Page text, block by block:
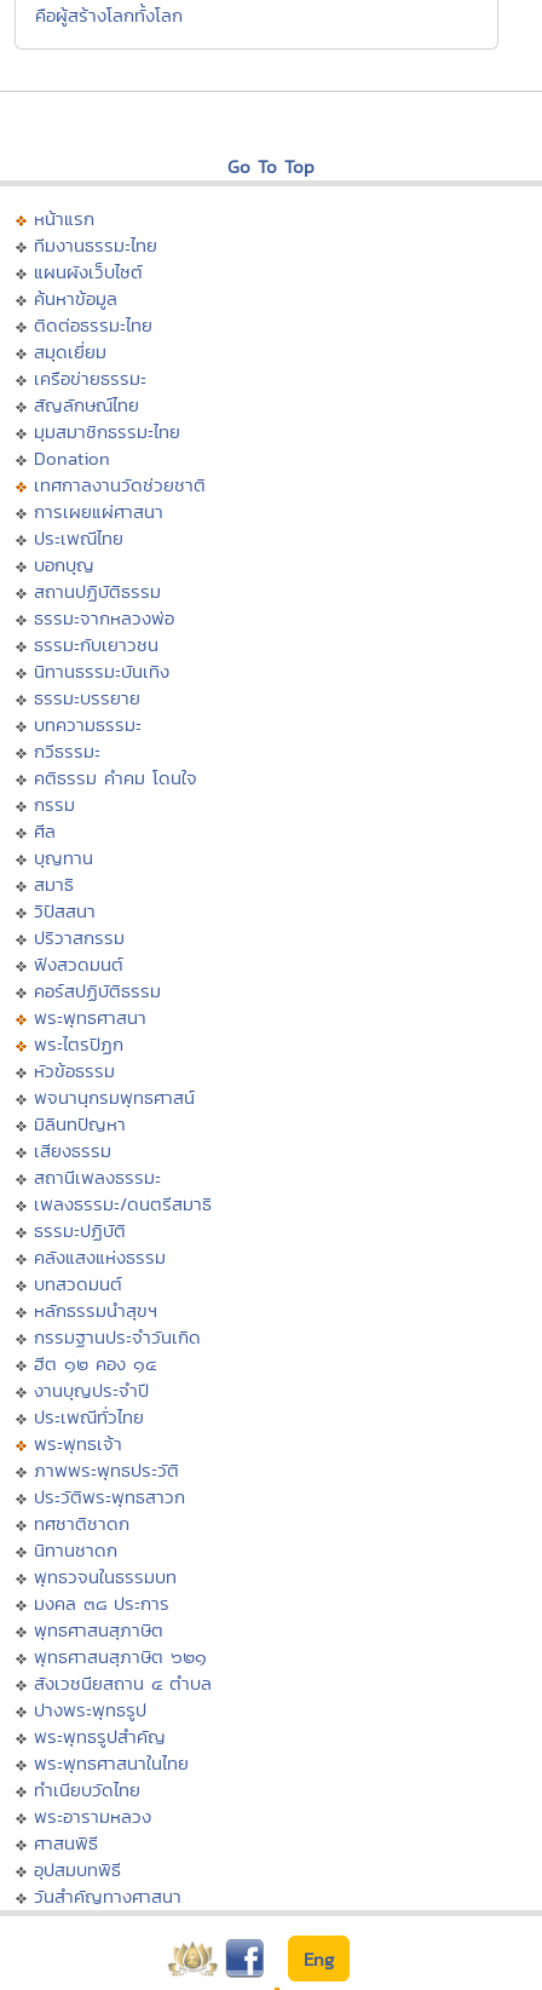
คือผู้สร้างโลกทั้งโลก
Go To Top
หน้าแรก
ทีมงานธรรมะไทย
แผนผังเว็บไซต์
ค้นหาข้อมูล
ติดต่อธรรมะไทย
สมุดเยี่ยม
เครือข่ายธรรมะ
สัญลักษณ์ไทย
มุมสมาชิกธรรมะไทย
Donation
เทศกาลงานวัดช่วยชาติ
การเผยแผ่ศาสนา
ประเพณีไทย
บอกบุญ
สถานปฏิบัติธรรม
ธรรมะจากหลวงพ่อ
ธรรมะกับเยาวชน
นิทานธรรมะบันเทิง
ธรรมะบรรยาย
บทความธรรมะ
กวีธรรมะ
คติธรรม คำคม โดนใจ
กรรม
ศีล
บุญทาน
สมาธิ
วิปัสสนา
ปริวาสกรรม
ฟังสวดมนต์
คอร์สปฏิบัติธรรม
พระพุทธศาสนา
พระไตรปิฏก
หัวข้อธรรม
พจนานุกรมพุทธศาสน์
มิลินทปัญหา
เสียงธรรม
สถานีเพลงธรรมะ
เพลงธรรมะ/ดนตรีสมาธิ
ธรรมะปฏิบัติ
คลังแสงแห่งธรรม
บทสวดมนต์
หลักธรรมนำสุขฯ
กรรมฐานประจำวันเกิด
ฮีต ๑๒ คอง ๑๔
งานบุญประจำปี
ประเพณีทั่วไทย
พระพุทธเจ้า
ภาพพระพุทธประวัติ
ประวัติพระพุทธสาวก
ทศชาติชาดก
นิทานชาดก
พุทธวจนในธรรมบท
มงคล ๓๘ ประการ
พุทธศาสนสุภาษิต
พุทธศาสนสุภาษิต ๖๒๑
สังเวชนียสถาน ๔ ตำบล
ปางพระพุทธรูป
พระพุทธรูปสำคัญ
พระพุทธศาสนาในไทย
ทำเนียบวัดไทย
พระอารามหลวง
ศาสนพิธี
อุปสมบทพิธี
วันสำคัญทางศาสนา
Eng